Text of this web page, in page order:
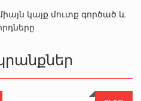
կայք մուտք գործած և